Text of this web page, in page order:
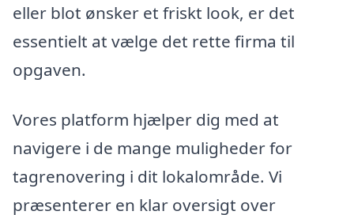
eller blot ønsker et friskt look, er det
essentielt at vælge det rette firma til
opgaven.
Vores platform hjælper dig med at
navigere i de mange muligheder for
tagrenovering i dit lokalområde. Vi
præsenterer en klar oversigt over